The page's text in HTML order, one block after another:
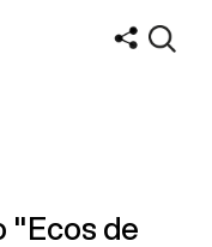
"Ecos de